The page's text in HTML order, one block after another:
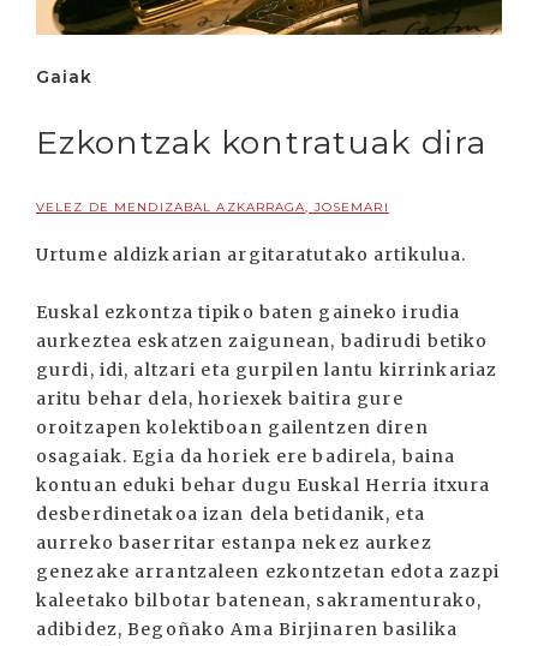
Gaiak
Ezkontzak kontratuak dira
VELEZ DE MENDIZABAL AZKARRAGA, JOSEMARI
Urtume aldizkarian argitaratutako artikulua.
Euskal ezkontza tipiko baten gaineko irudia
aurkeztea eskatzen zaigunean, badirudi betiko
gurdi, idi, altzari eta gurpilen lantu kirrinkariaz
aritu behar dela, horiexek baitira gure
oroitzapen kolektiboan gailentzen diren
osagaiak. Egia da horiek ere badirela, baina
kontuan eduki behar dugu Euskal Herria itxura
desberdinetakoa izan dela betidanik, eta
aurreko baserritar estanpa nekez aurkez
genezake arrantzaleen ezkontzetan edota zazpi
kaleetako bilbotar batenean, sakramenturako,
adibidez, Begoñako Ama Birjinaren basilika